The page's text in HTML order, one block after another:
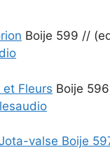
Boije 599 //
et Fleurs Boije
audio
valse Boije